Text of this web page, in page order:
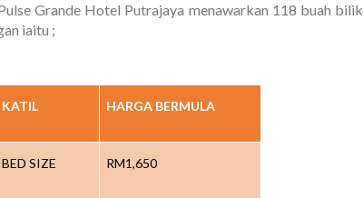
Grande Hotel Putrajaya menawarkan 118 buah bilik
iaitu ;
KATIL HARGA BERMULA
SIZE RM1,650